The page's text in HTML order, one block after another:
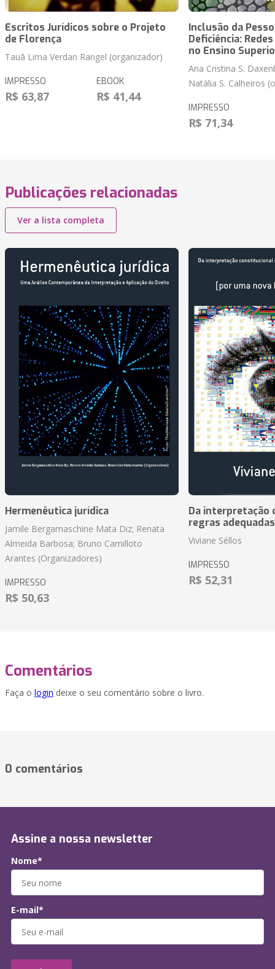
Escritos Jurídicos sobre o Projeto
de Florença
Tauã Lima Verdan Rangel (organizador)
IMPRESSO
R$ 63,87
EBOOK
R$ 41,44
Inclusão da
Deficiência:
no Ensino
Ana Cristina S.
Natália S. Calheiros
IMPRESSO
R$ 71,34
Publicações relacionadas
Ver a lista completa
Hermenêutica jurídica
Jamile Bergamaschine Mata Diz; Renata
Almeida Barbosa; Bruno Camilloto
Arantes (Organizadores)
IMPRESSO
R$ 50,63
Da interpretação
regras
Viviane Séllos
IMPRESSO
R$ 52,31
Comentários
Faça o login deixe o seu comentário sobre o livro.
0 comentários
Assine a nossa newsletter
Nome*
E-mail*